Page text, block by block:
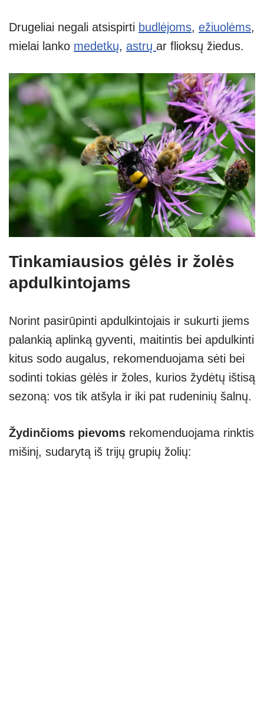
Drugeliai negali atsispirti budlėjoms, ežiuolėms,
mielai lanko medetkų, astrų ar flioksų žiedus.
Tinkamiausios gėlės ir žolės
apdulkintojams
Norint pasirūpinti apdulkintojais ir sukurti jiems
palankią aplinką gyventi, maitintis bei apdulkinti
kitus sodo augalus, rekomenduojama sėti bei
sodinti tokias gėlės ir žoles, kurios žydėtų ištisą
sezoną: vos tik atšyla ir iki pat rudeninių šalnų.
Žydinčioms pievoms rekomenduojama rinktis
mišinį, sudarytą iš trijų grupių žolių: